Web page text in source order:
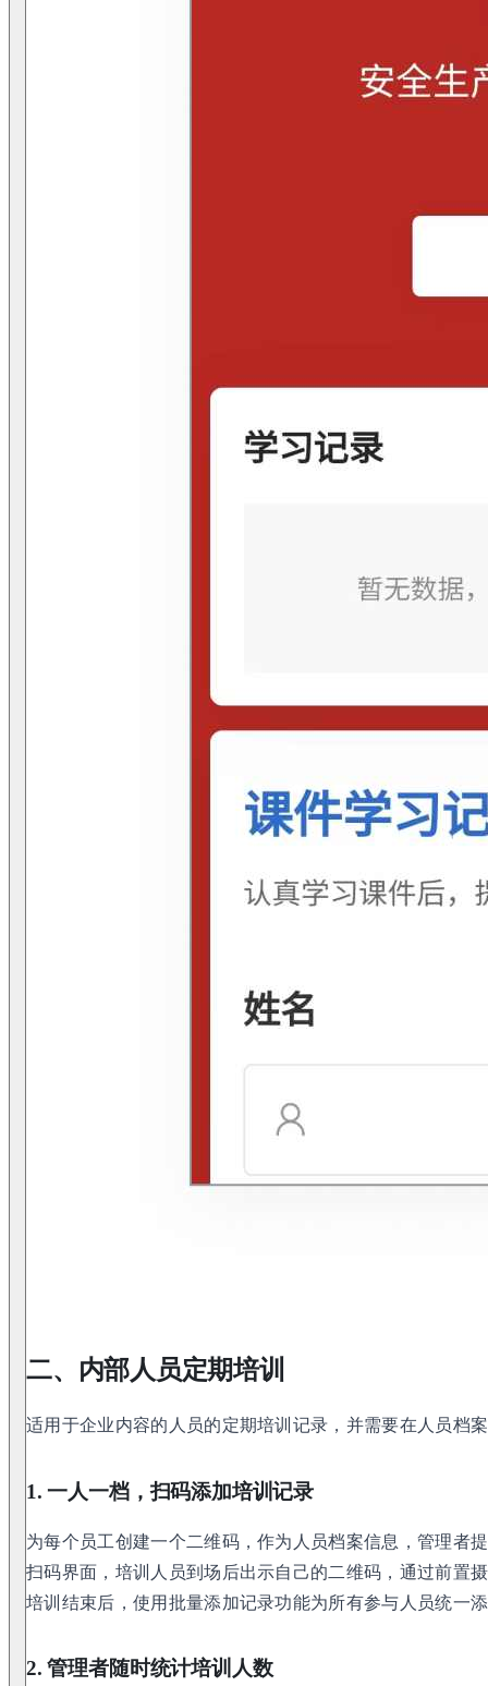
二、内部人员定期培训
适用于企业内容的人员的定期培训记录，并需要在人员档
1. 一人一档，扫码添加培训记录
为每个员工创建一个二维码，作为人员档案信息，管理者
扫码界面，培训人员到场后出示自己的二维码，通过前置
培训结束后，使用批量添加记录功能为所有参与人员统一
2. 管理者随时统计培训人数